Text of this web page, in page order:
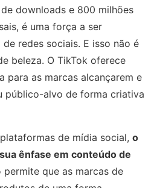
downloads e 800 milhões
é uma força a ser
redes sociais. E isso não é
beleza. O TikTok oferece
para as marcas alcançarem e
público-alvo de forma criativa
de mídia social, o
ênfase em conteúdo de
permite que as marcas de